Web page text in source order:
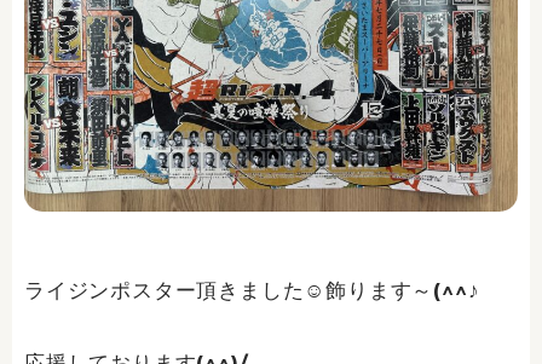
ライジンポスター頂きました☺飾ります～(^^♪